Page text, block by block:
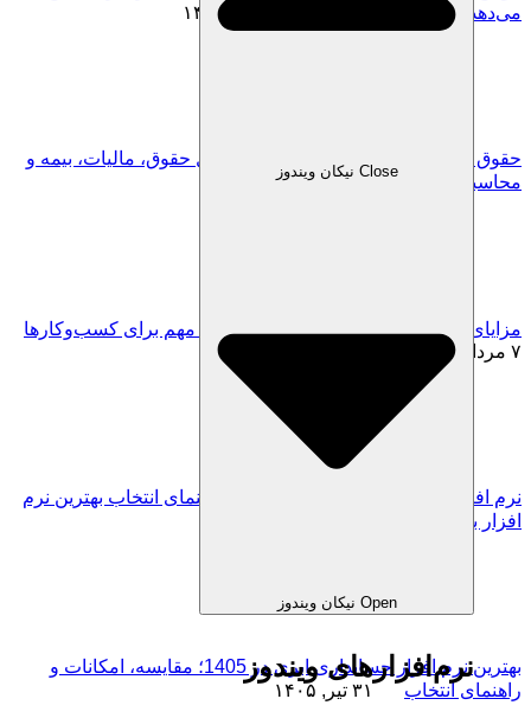
Close نیکان ویندوز
Open نیکان ویندوز
نرم‌افزارهای ویندوز
می‌دهد؟ | راهنمای 2026
حقوق و دستمزد 1405؛ جدول کامل حداقل حقوق، مالیات، بیمه و
محاسبه حقوق خالص
۱۱ مرداد, ۱۴۰۵
مزایای نرم افزار حسابداری ابری| 8 مزیت مهم برای کسب‌وکارها
نرم افزار حسابداری ابری فروشگاهی؛ راهنمای انتخاب بهترین نرم
افزار برای فروشگاه‌ها
بهترین نرم افزار حسابداری ابری در 1405؛ مقایسه، امکانات و
راهنمای انتخاب